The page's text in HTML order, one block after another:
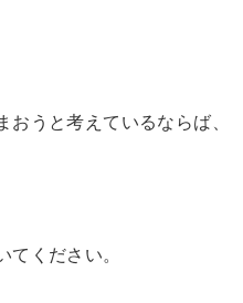
うと考えているならば、
ください。